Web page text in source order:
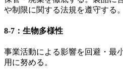
や制限に関する法規を遵守する。
8-7：生物多様性
事業活動による影響を回避・最
用に努める。